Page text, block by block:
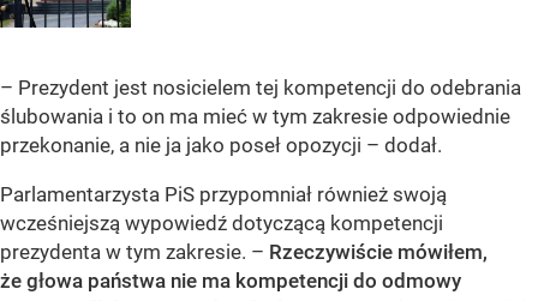
– Prezydent jest nosicielem tej kompetencji do odebrania
ślubowania i to on ma mieć w tym zakresie odpowiednie
przekonanie, a nie ja jako poseł opozycji – dodał.
Parlamentarzysta PiS przypomniał również swoją
wcześniejszą wypowiedź dotyczącą kompetencji
prezydenta w tym zakresie. – Rzeczywiście mówiłem,
że głowa państwa nie ma kompetencji do odmowy